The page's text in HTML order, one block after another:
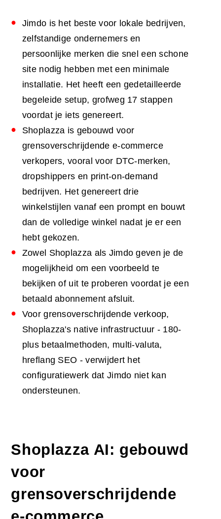
Jimdo is het beste voor lokale bedrijven,
zelfstandige ondernemers en
persoonlijke merken die snel een schone
site nodig hebben met een minimale
installatie. Het heeft een gedetailleerde
begeleide setup, grofweg 17 stappen
voordat je iets genereert.
Shoplazza is gebouwd voor
grensoverschrijdende e-commerce
verkopers, vooral voor DTC-merken,
dropshippers en print-on-demand
bedrijven. Het genereert drie
winkelstijlen vanaf een prompt en bouwt
dan de volledige winkel nadat je er een
hebt gekozen.
Zowel Shoplazza als Jimdo geven je de
mogelijkheid om een voorbeeld te
bekijken of uit te proberen voordat je een
betaald abonnement afsluit.
Voor grensoverschrijdende verkoop,
Shoplazza's native infrastructuur - 180-
plus betaalmethoden, multi-valuta,
hreflang SEO - verwijdert het
configuratiewerk dat Jimdo niet kan
ondersteunen.
Shoplazza AI: gebouwd
voor
grensoverschrijdende